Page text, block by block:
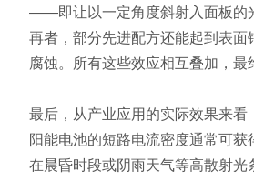
——即让以一定角度斜射入面板的
再者，部分先进配方还能起到表
腐蚀。所有这些效应相互叠加，最
最后，从产业应用的实际效果来
阳能电池的短路电流密度通常可
在晨昏时段或阴雨天气等高散射